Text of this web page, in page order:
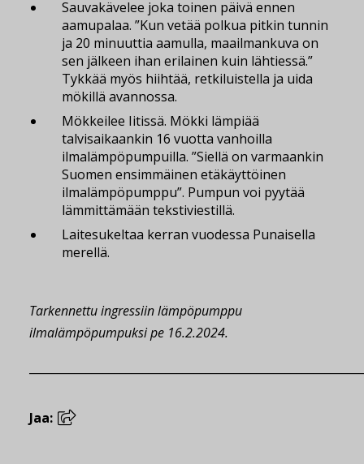
Sauvakävelee joka toinen päivä ennen
aamupalaa. ”Kun vetää polkua pitkin tunnin
ja 20 minuuttia aamulla, maailmankuva on
sen jälkeen ihan erilainen kuin lähtiessä.”
Tykkää myös hiihtää, retkiluistella ja uida
mökillä avannossa.
Mökkeilee Iitissä. Mökki lämpiää
talvisaikaankin 16 vuotta vanhoilla
ilmalämpöpumpuilla. ”Siellä on varmaankin
Suomen ensimmäinen etäkäyttöinen
ilmalämpöpumppu”. Pumpun voi pyytää
lämmittämään tekstiviestillä.
Laitesukeltaa kerran vuodessa Punaisella
merellä.
Tarkennettu ingressiin lämpöpumppu
ilmalämpöpumpuksi pe 16.2.2024.
Jaa: